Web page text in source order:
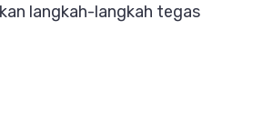
langkah-langkah tegas